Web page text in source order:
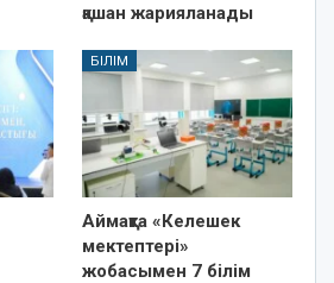
қашан жарияланады
БІЛІМ
Аймақта «Келешек
мектептері»
жобасымен 7 білім